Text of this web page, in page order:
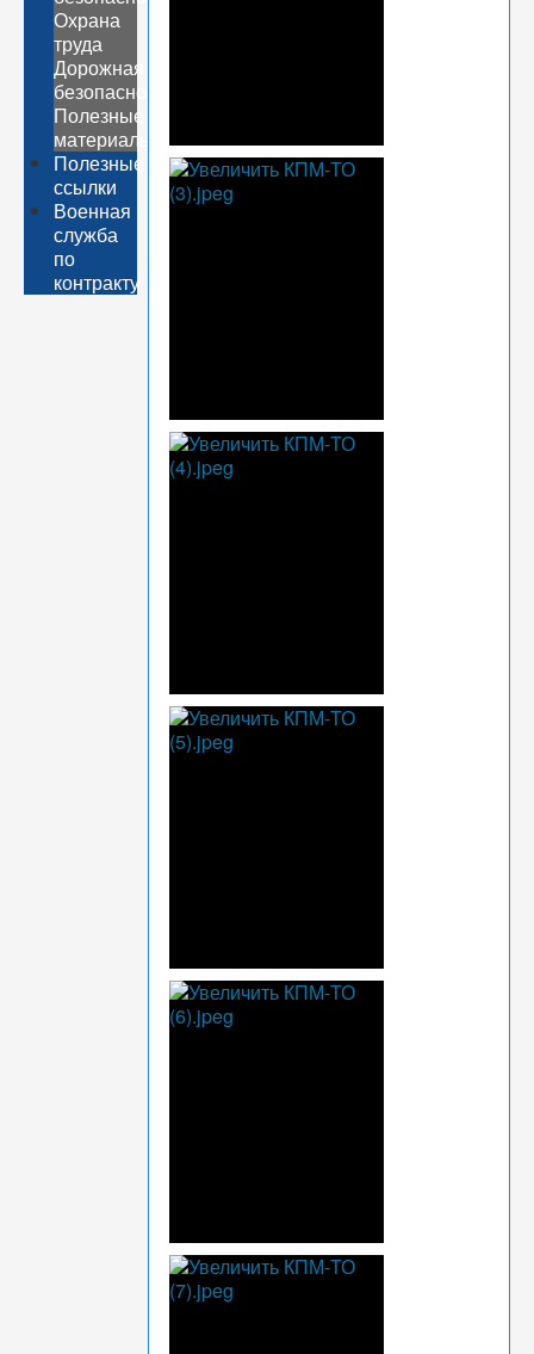
Охрана
труда
Дорожная
безопасность
Полезные
материалы
Полезные
ссылки
Военная
служба
по
контракту